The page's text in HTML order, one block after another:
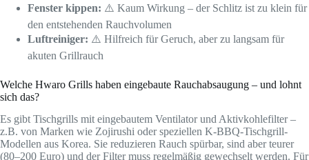
Fenster kippen: ⚠️ Kaum Wirkung – der Schlitz ist zu klein für
den entstehenden Rauchvolumen
Luftreiniger: ⚠️ Hilfreich für Geruch, aber zu langsam für
akuten Grillrauch
Welche Hwaro Grills haben eingebaute Rauchabsaugung – und lohnt
sich das?
Es gibt Tischgrills mit eingebautem Ventilator und Aktivkohlefilter –
z.B. von Marken wie Zojirushi oder speziellen K-BBQ-Tischgrill-
Modellen aus Korea. Sie reduzieren Rauch spürbar, sind aber teurer
(80–200 Euro) und der Filter muss regelmäßig gewechselt werden. Für